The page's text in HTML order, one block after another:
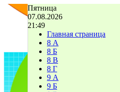
Пятница
07.08.2026
21:49
Главная страница
8 А
8 Б
8 В
8 Г
9 А
9 Б